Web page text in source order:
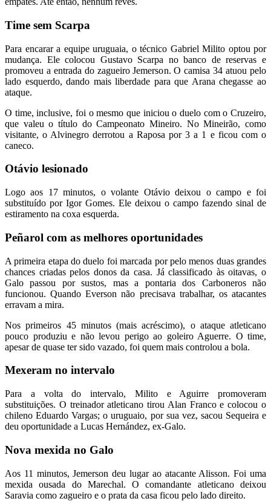
Time sem Scarpa
Para encarar a equipe uruguaia, o técnico Gabriel Milito optou por
mudança. Ele colocou Gustavo Scarpa no banco de reservas e
promoveu a entrada do zagueiro Jemerson. O camisa 34 atuou pelo
lado esquerdo, dando mais liberdade para que Arana chegasse ao
ataque.
O time, inclusive, foi o mesmo que iniciou o duelo com o Cruzeiro,
que valeu o título do Campeonato Mineiro. No Mineirão, como
visitante, o Alvinegro derrotou a Raposa por 3 a 1 e ficou com o
caneco.
Otávio lesionado
Logo aos 17 minutos, o volante Otávio deixou o campo e foi
substituído por Igor Gomes. Ele deixou o campo fazendo sinal de
estiramento na coxa esquerda.
Peñarol com as melhores oportunidades
A primeira etapa do duelo foi marcada por pelo menos duas grandes
chances criadas pelos donos da casa. Já classificado às oitavas, o
Galo passou por sustos, mas a pontaria dos Carboneros não
funcionou. Quando Everson não precisava trabalhar, os atacantes
erravam a mira.
Nos primeiros 45 minutos (mais acréscimo), o ataque atleticano
pouco produziu e não levou perigo ao goleiro Aguerre. O time,
apesar de quase ter sido vazado, foi quem mais controlou a bola.
Mexeram no intervalo
Para a volta do intervalo, Milito e Aguirre promoveram
substituições. O treinador atleticano tirou Alan Franco e colocou o
chileno Eduardo Vargas; o uruguaio, por sua vez, sacou Sequeira e
deu oportunidade a Lucas Hernández, ex-Galo.
Nova mexida no Galo
Aos 11 minutos, Jemerson deu lugar ao atacante Alisson. Foi uma
mexida ousada do Marechal. O comandante atleticano deixou
Saravia como zagueiro e o prata da casa ficou pelo lado direito.